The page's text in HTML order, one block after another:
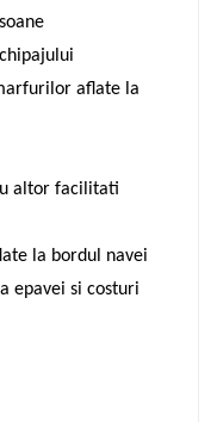
aflate la
altor facilitati
la bordul navei
epavei si costuri